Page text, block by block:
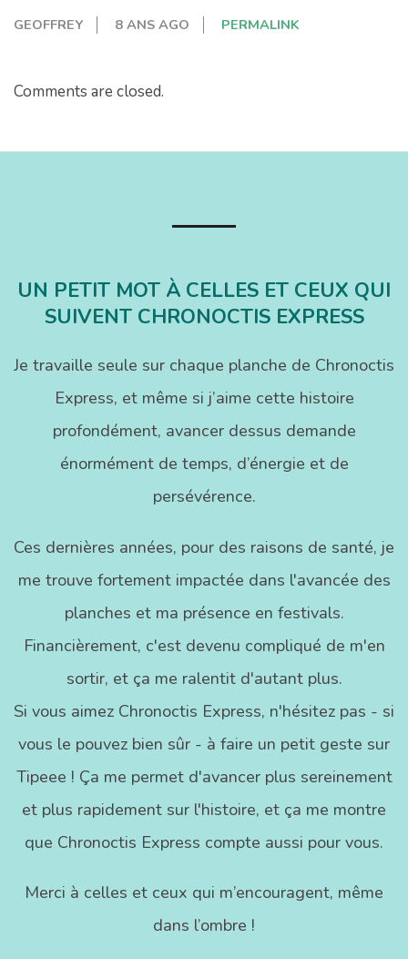
GEOFFREY 8 ANS AGO PERMALINK
Comments are closed.
UN PETIT MOT À CELLES ET CEUX QUI
SUIVENT CHRONOCTIS EXPRESS
Je travaille seule sur chaque planche de Chronoctis
Express, et même si j’aime cette histoire
profondément, avancer dessus demande
énormément de temps, d’énergie et de
persévérence.
Ces dernières années, pour des raisons de santé, je
me trouve fortement impactée dans l'avancée des
planches et ma présence en festivals.
Financièrement, c'est devenu compliqué de m'en
sortir, et ça me ralentit d'autant plus.
Si vous aimez Chronoctis Express, n'hésitez pas - si
vous le pouvez bien sûr - à faire un petit geste sur
Tipeee ! Ça me permet d'avancer plus sereinement
et plus rapidement sur l'histoire, et ça me montre
que Chronoctis Express compte aussi pour vous.
Merci à celles et ceux qui m’encouragent, même
dans l’ombre !